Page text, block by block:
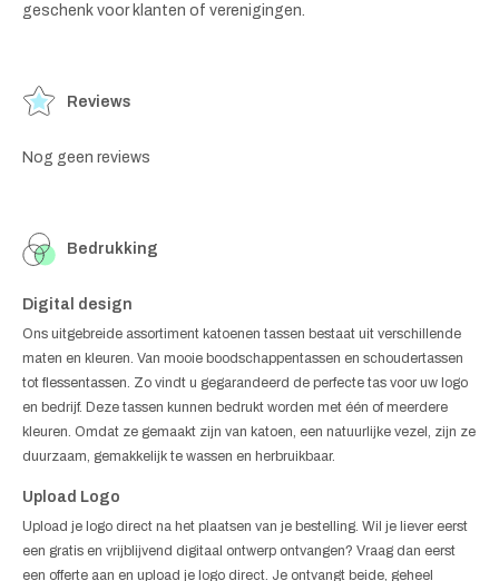
geschenk voor klanten of verenigingen.
Reviews
Nog geen reviews
Bedrukking
Digital design
Ons uitgebreide assortiment katoenen tassen bestaat uit verschillende
maten en kleuren. Van mooie boodschappentassen en schoudertassen
tot flessentassen. Zo vindt u gegarandeerd de perfecte tas voor uw logo
en bedrijf. Deze tassen kunnen bedrukt worden met één of meerdere
kleuren. Omdat ze gemaakt zijn van katoen, een natuurlijke vezel, zijn ze
duurzaam, gemakkelijk te wassen en herbruikbaar.
Upload Logo
Upload je logo direct na het plaatsen van je bestelling. Wil je liever eerst
een gratis en vrijblijvend digitaal ontwerp ontvangen? Vraag dan eerst
een offerte aan en upload je logo direct. Je ontvangt beide, geheel